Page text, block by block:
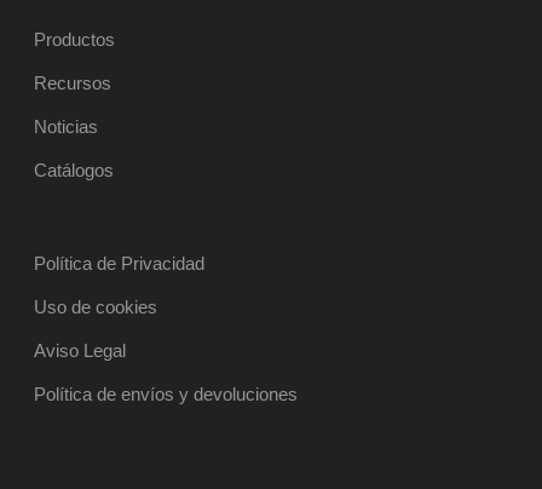
Productos
Recursos
Noticias
Catálogos
Política de Privacidad
Uso de cookies
Aviso Legal
Política de envíos y devoluciones